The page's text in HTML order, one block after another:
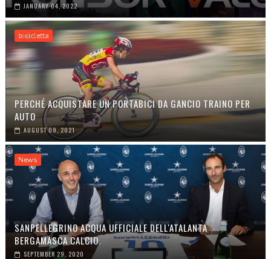
JANUARY 04, 2022
bicicletta
PERCHÉ ACQUISTARE UN PORTABICI DA GANCIO TRAINO PER
AUTO
AUGUST 09, 2021
News
SANPELLEGRINO ACQUA UFFICIALE DELL'ATALANTA
BERGAMASCA CALCIO.
SEPTEMBER 29, 2020